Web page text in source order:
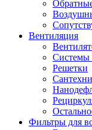
Вентиляция
Системы
Решетки
Фильтры для